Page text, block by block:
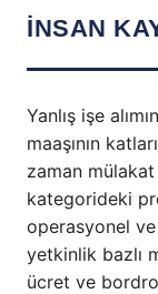
İNSAN
Yanlış işe
maaşının
zaman mülakat
kategorideki
operasyonel
yetkinlik bazlı
ücret ve